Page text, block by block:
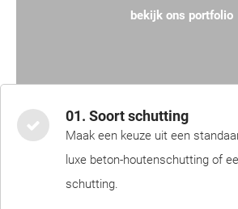
bekijk ons portfolio
01. Soort schutting
Maak een keuze uit een
luxe beton-houtenschutting of
schutting.